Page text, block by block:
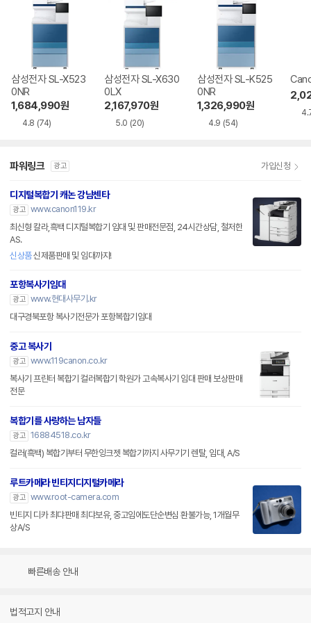
삼성전자 SL-X523
0NR
1,684,990원
4.8 (74)
삼성전자 SL-X630
0LX
2,167,970원
5.0 (20)
삼성전자 SL-K525
0NR
1,326,990원
4.9 (54)
파워링크 광고 가입신청
디지털복합기 캐논 강남센타
광고 www.canon119.kr
최신형 칼라,흑백 디지털복합기 임대 및 판매전문점, 24시간상담, 철저한
AS.
신상품신제품판매 및 임대까지!
포항복사기임대
광고 www.현대사무기.kr
대구경북포항 복사기전문가 포항복합기임대
중고 복사기
광고 www.119canon.co.kr
복사기 프린터 복합기 컬러복합기 학원가 고속복사기 임대 판매 보상판매
전문
복합기를 사랑하는 남자들
광고 16884518.co.kr
컬러(흑백) 복합기부터 무한잉크젯 복합기까지 사무기기 렌탈, 임대, A/S
루트카메라 빈티지디지털카메라
광고 www.root-camera.com
빈티지 디카 최댜판매 최댜보유, 중고임에도단순변심 환불가능, 1개월무
상A/S
빠른배송 안내
법적고지 안내